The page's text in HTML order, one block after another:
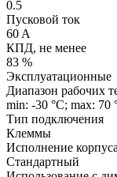
0.5
Пусковой ток
60 A
КПД, не менее
83 %
Эксплуатационные
Диапазон рабочих
min: -30 °C; max: 70
Тип подключения
Клеммы
Исполнение корпуса
Стандартный